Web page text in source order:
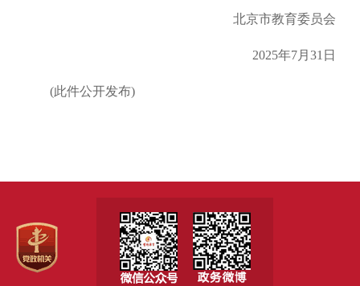
北京市教育委员会
2025年7月31日
(此件公开发布)